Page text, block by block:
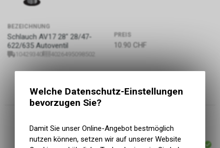
BEZEICHNUNG
Schlauch AV17 28" 28/47-
622/635 Autoventil
10429340 4026495098502
PREIS
10.90 CHF
ARTIKELNUMMER
P619
Welche Datenschutz-Einstellungen
bevorzugen Sie?
Damit Sie unser Online-Angebot bestmöglich
nutzen können, setzen wir auf unserer Website